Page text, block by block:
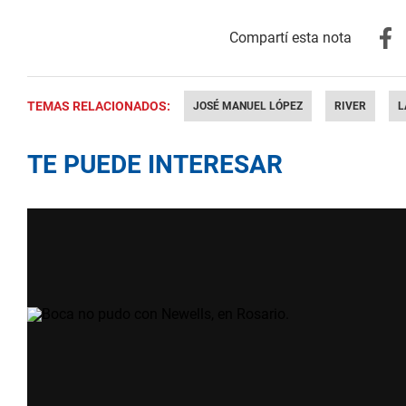
TEMAS RELACIONADOS: JOSÉ MANUEL LÓPEZ RIVER
TE PUEDE INTERESAR